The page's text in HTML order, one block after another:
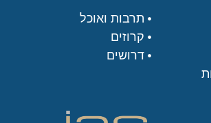
תרבות ואוכל
קרוזים
דרושים